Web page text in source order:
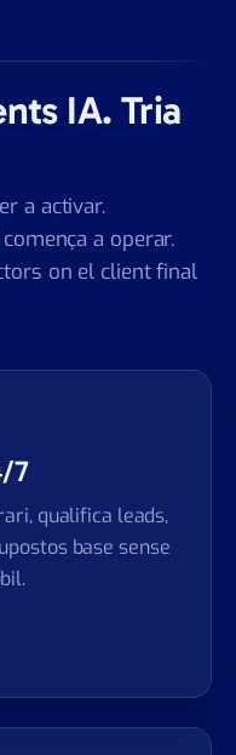
IA. Tria
a activar.
a operar.
on el client final
7
qualifica leads,
base sense